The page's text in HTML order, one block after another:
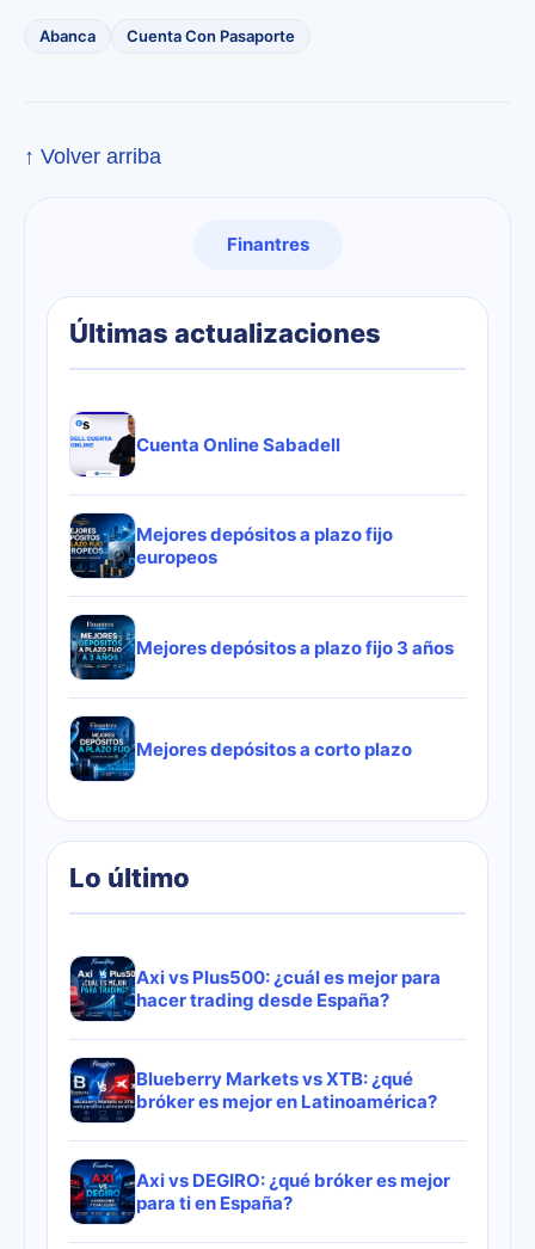
Abanca Cuenta Con Pasaporte
↑ Volver arriba
Finantres
Últimas actualizaciones
Cuenta Online Sabadell
Mejores depósitos a plazo fijo
europeos
Mejores depósitos a plazo fijo 3 años
Mejores depósitos a corto plazo
Lo último
Axi vs Plus500: ¿cuál es mejor para
hacer trading desde España?
Blueberry Markets vs XTB: ¿qué
bróker es mejor en Latinoamérica?
Axi vs DEGIRO: ¿qué bróker es mejor
para ti en España?